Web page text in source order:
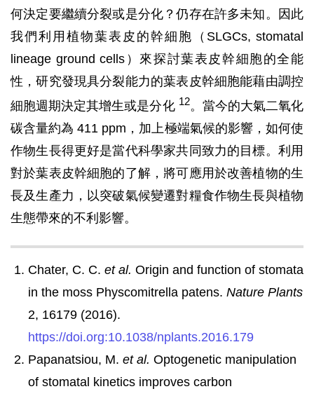
何決定要繼續分裂或是分化？仍存在許多未知。因此
我們利用植物葉表皮的幹細胞（SLGCs, stomatal
lineage ground cells）來探討葉表皮幹細胞的全能
性，研究發現具分裂能力的葉表皮幹細胞能藉由調控
細胞週期決定其增生或是分化 12。當今的大氣二氧化
碳含量約為 411 ppm，加上極端氣候的影響，如何使
作物生長得更好是當代科學家共同致力的目標。利用
對於葉表皮幹細胞的了解，將可應用於改善植物的生
長及生產力，以突破氣候變遷對糧食作物生長與植物
生態帶來的不利影響。
Chater, C. C. et al. Origin and function of stomata
in the moss Physcomitrella patens. Nature Plants
2, 16179 (2016).
https://doi.org:10.1038/nplants.2016.179
Papanatsiou, M. et al. Optogenetic manipulation
of stomatal kinetics improves carbon